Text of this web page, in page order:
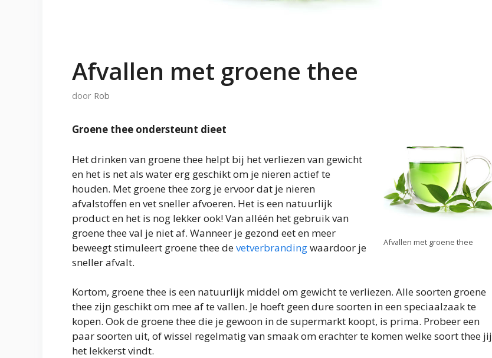
Afvallen met groene thee
door Rob
Afvallen met groene thee
Groene thee ondersteunt dieet
Het drinken van groene thee helpt bij het verliezen van gewicht
en het is net als water erg geschikt om je nieren actief te
houden. Met groene thee zorg je ervoor dat je nieren
afvalstoffen en vet sneller afvoeren. Het is een natuurlijk
product en het is nog lekker ook! Van alléén het gebruik van
groene thee val je niet af. Wanneer je gezond eet en meer
beweegt stimuleert groene thee devetverbrandingwaardoor je
sneller afvalt.
Kortom, groene thee is een natuurlijk middel om gewicht te verliezen. Alle soorten groene
thee zijn geschikt om mee af te vallen. Je hoeft geen dure soorten in een speciaalzaak te
kopen. Ook de groene thee die je gewoon in de supermarkt koopt, is prima. Probeer een
paar soorten uit, of wissel regelmatig van smaak om erachter te komen welke soort thee jij
het lekkerst vindt.